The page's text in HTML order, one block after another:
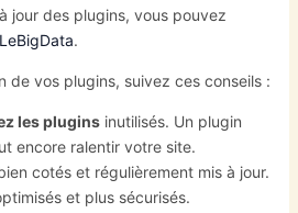
jour des plugins, vous pouvez
LeBigData.
de vos plugins, suivez ces conseils :
les pluginsinutilisés. Un plugin
encore ralentir votre site.
cotés et régulièrement mis à jour.
et plus sécurisés.